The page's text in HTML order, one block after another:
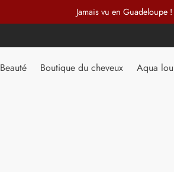
Jamais vu en
Beauté Boutique du cheveux Aqua